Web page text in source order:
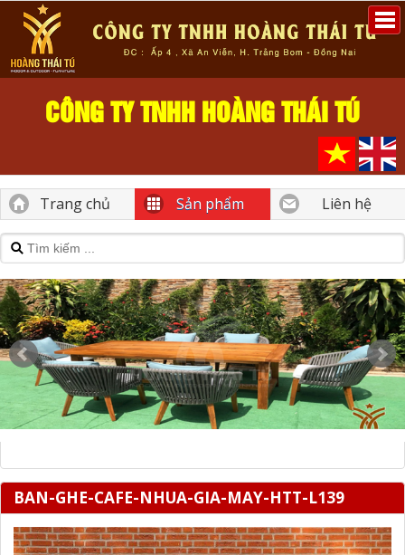
CÔNG TY TNHH HOÀNG THÁI TÚ
Trang chủ Sản phẩm Liên hệ
BAN-GHE-CAFE-NHUA-GIA-MAY-HTT-L139